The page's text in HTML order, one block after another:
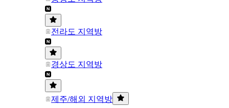
전라도 지역방
경상도 지역방
제주/해외 지역방